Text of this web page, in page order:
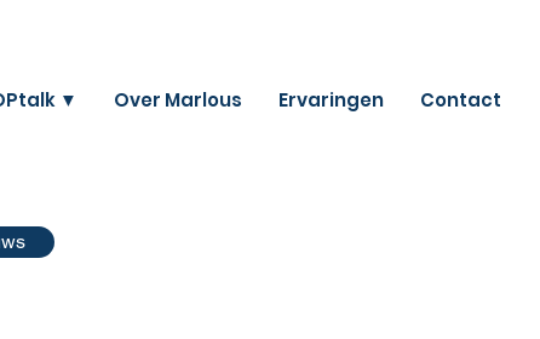
▼ Over Marlous Ervaringen Contact